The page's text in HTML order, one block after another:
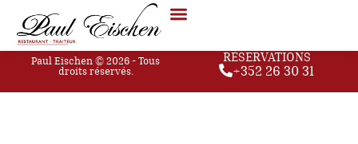
Les spaghettis bolognaise
Paul Eischen © 2026 - Tous
droits réservés.
RÉSERVATIONS
+352 26 30 31